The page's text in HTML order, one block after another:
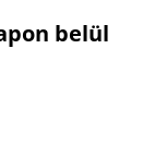
belül